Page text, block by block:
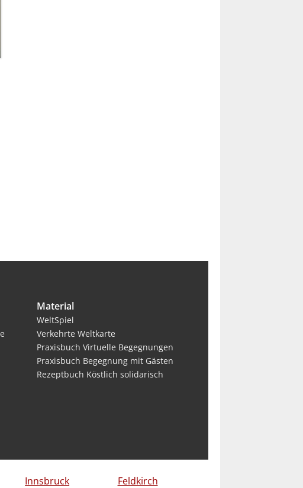
Material
WeltSpiel
Verkehrte Weltkarte
Praxisbuch Virtuelle Begegnungen
Praxisbuch Begegnung mit Gästen
Rezeptbuch Köstlich solidarisch
Innsbruck Feldkirch